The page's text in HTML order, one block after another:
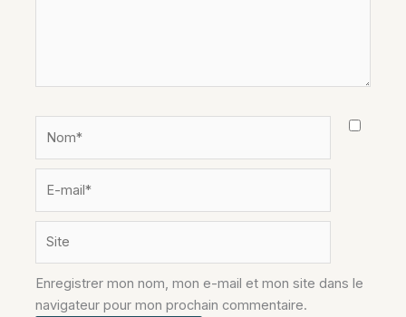
mail*
Enregistrer mon nom, mon e-mail et mon site dans le
navigateur pour mon prochain commentaire.